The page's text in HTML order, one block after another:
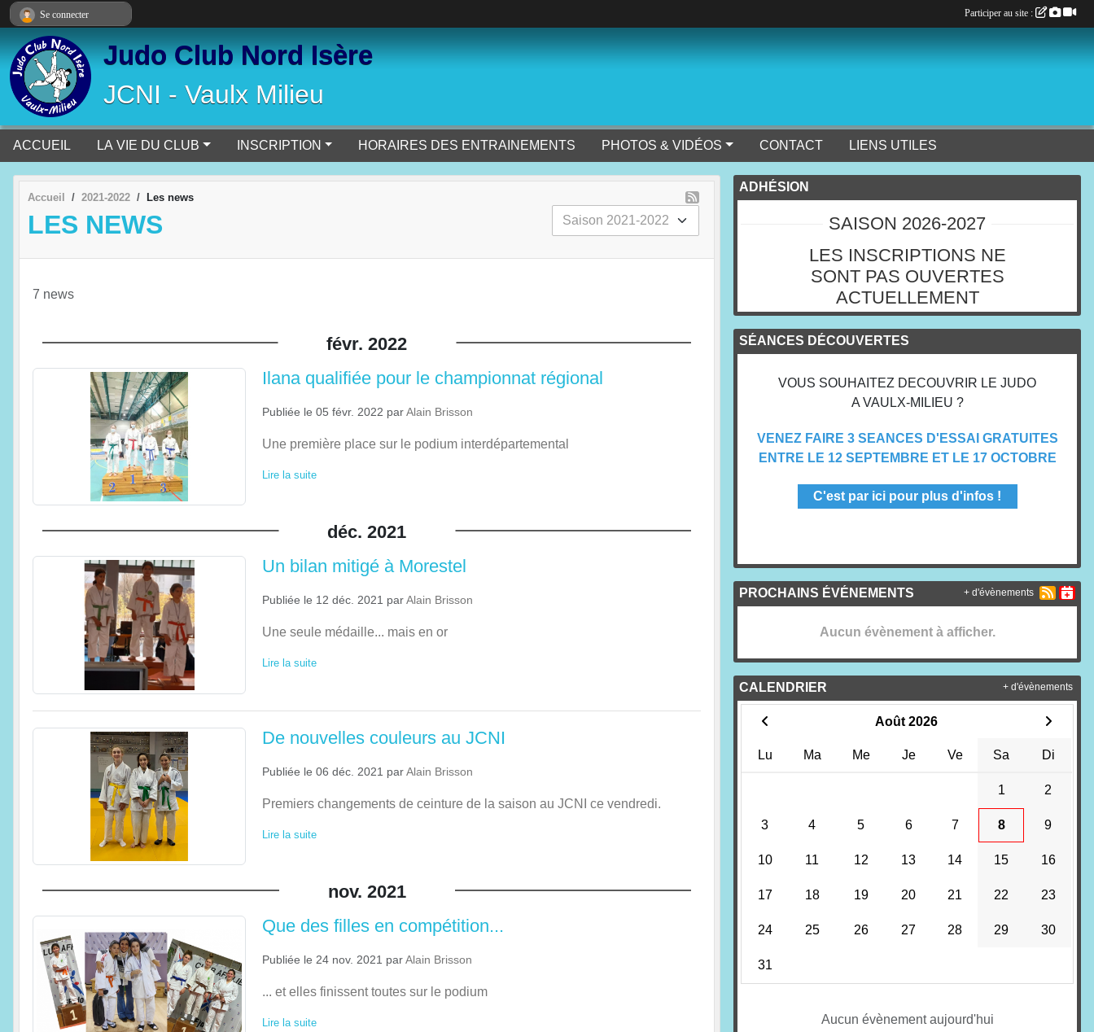
Judo Club Nord Isère
JCNI - Vaulx Milieu
ACCUEIL LA VIE DU CLUB INSCRIPTION HORAIRES DES ENTRAINEMENTS PHOTOS & VIDÉOS CONTACT LIENS UTILES
Accueil 2021-2022 Les news
LES NEWS
7 news
févr. 2022
Ilana qualifiée pour le championnat régional
Publiée le 05 févr. 2022 parAlain Brisson
Une première place sur le podium interdépartemental
Lire la suite
déc. 2021
Un bilan mitigé à Morestel
Publiée le 12 déc. 2021 parAlain Brisson
Une seule médaille... mais en or
Lire la suite
De nouvelles couleurs au JCNI
Publiée le 06 déc. 2021 parAlain Brisson
Premiers changements de ceinture de la saison au JCNI ce vendredi.
Lire la suite
nov. 2021
Que des filles en compétition...
Publiée le 24 nov. 2021 parAlain Brisson
... et elles finissent toutes sur le podium
Lire la suite
ADHÉSION
SAISON 2026-2027
LES INSCRIPTIONS NE
SONT PAS OUVERTES
ACTUELLEMENT
SÉANCES DÉCOUVERTES
VOUS SOUHAITEZ DECOUVRIR LE JUDO
A VAULX-MILIEU ?
VENEZ FAIRE 3 SEANCES D'ESSAI GRATUITES
ENTRE LE 12 SEPTEMBRE ET LE 17 OCTOBRE
C'est par ici pour plus d'infos !
PROCHAINS ÉVÉNEMENTS
Aucun évènement à afficher.
+ d'évènements
CALENDRIER
Août 2026
Lu Ma Me Je Ve Sa Di
1 2
3 4 5 6 7 8 9
10 11 12 13 14 15 16
17 18 19 20 21 22 23
24 25 26 27 28 29 30
31
Aucun évènement aujourd'hui
+ d'évènements
Se connecter Participer au site :
Panneau de gestion des cookies